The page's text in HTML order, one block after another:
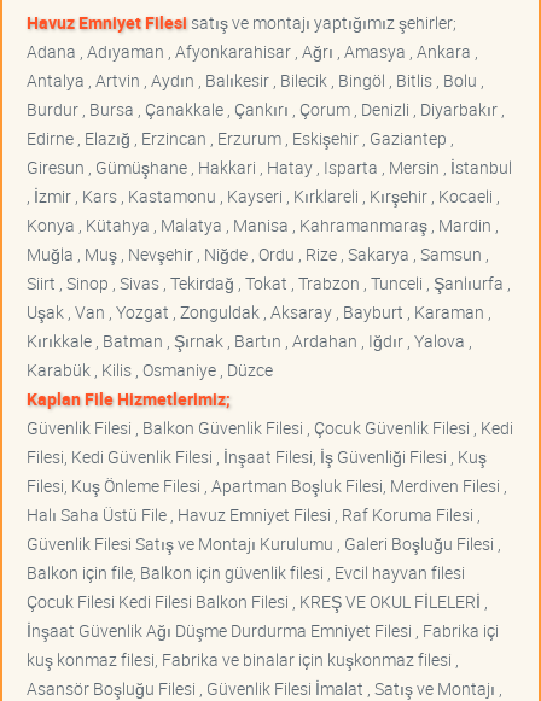
Havuz Emniyet Filesisatış ve montajı yaptığımız şehirler;
Adana , Adıyaman , Afyonkarahisar , Ağrı , Amasya , Ankara ,
Antalya , Artvin , Aydın , Balıkesir , Bilecik , Bingöl , Bitlis , Bolu ,
Burdur , Bursa , Çanakkale , Çankırı , Çorum , Denizli , Diyarbakır ,
Edirne , Elazığ , Erzincan , Erzurum , Eskişehir , Gaziantep ,
Giresun , Gümüşhane , Hakkari , Hatay , Isparta , Mersin , İstanbul
, İzmir , Kars , Kastamonu , Kayseri , Kırklareli , Kırşehir , Kocaeli ,
Konya , Kütahya , Malatya , Manisa , Kahramanmaraş , Mardin ,
Muğla , Muş , Nevşehir , Niğde , Ordu , Rize , Sakarya , Samsun ,
Siirt , Sinop , Sivas , Tekirdağ , Tokat , Trabzon , Tunceli , Şanlıurfa ,
Uşak , Van , Yozgat , Zonguldak , Aksaray , Bayburt , Karaman ,
Kırıkkale , Batman , Şırnak , Bartın , Ardahan , Iğdır , Yalova ,
Karabük , Kilis , Osmaniye , Düzce
Kaplan File Hizmetlerimiz;
Güvenlik Filesi , Balkon Güvenlik Filesi , Çocuk Güvenlik Filesi , Kedi
Filesi, Kedi Güvenlik Filesi , İnşaat Filesi, İş Güvenliği Filesi , Kuş
Filesi, Kuş Önleme Filesi , Apartman Boşluk Filesi, Merdiven Filesi ,
Halı Saha Üstü File , Havuz Emniyet Filesi , Raf Koruma Filesi ,
Güvenlik Filesi Satış ve Montajı Kurulumu , Galeri Boşluğu Filesi ,
Balkon için file, Balkon için güvenlik filesi , Evcil hayvan filesi
Çocuk Filesi Kedi Filesi Balkon Filesi , KREŞ VE OKUL FİLELERİ ,
İnşaat Güvenlik Ağı Düşme Durdurma Emniyet Filesi , Fabrika içi
kuş konmaz filesi, Fabrika ve binalar için kuşkonmaz filesi ,
Asansör Boşluğu Filesi , Güvenlik Filesi İmalat , Satış ve Montajı ,